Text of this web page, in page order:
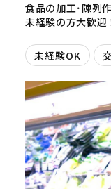
食品の加工･陳列
未経験の方大歓
未経験OK